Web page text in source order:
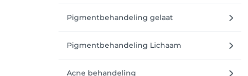
Pigmentbehandeling gelaat
Pigmentbehandeling Lichaam
Acne behandeling